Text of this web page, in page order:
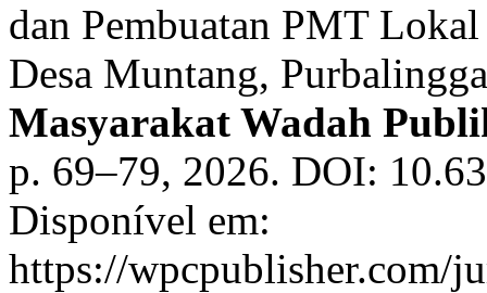
dan Pembuatan PMT
Desa Muntang,
Masyarakat Wadah
p. 69–79, 2026. DOI:
Disponível em:
https://wpcpublisher.com/